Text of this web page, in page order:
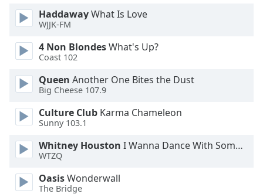
Caption
Area
Background
Color
Opacity
Font
Size
Text
Edge
Style
HaddawayWhat Is Love
WJJK-FM
4 Non BlondesWhat's Up?
Coast 102
Queen Another One Bites the Dust
Big Cheese 107.9
Culture Club Karma Chameleon
Sunny 103.1
Whitney Houston I Wanna Dance With Somebody
WTZQ
OasisWonderwall
The Bridge